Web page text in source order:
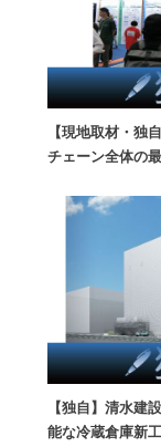
【現地取材・独
チェーン全体の
【独自】清水建
能な冷蔵倉庫新